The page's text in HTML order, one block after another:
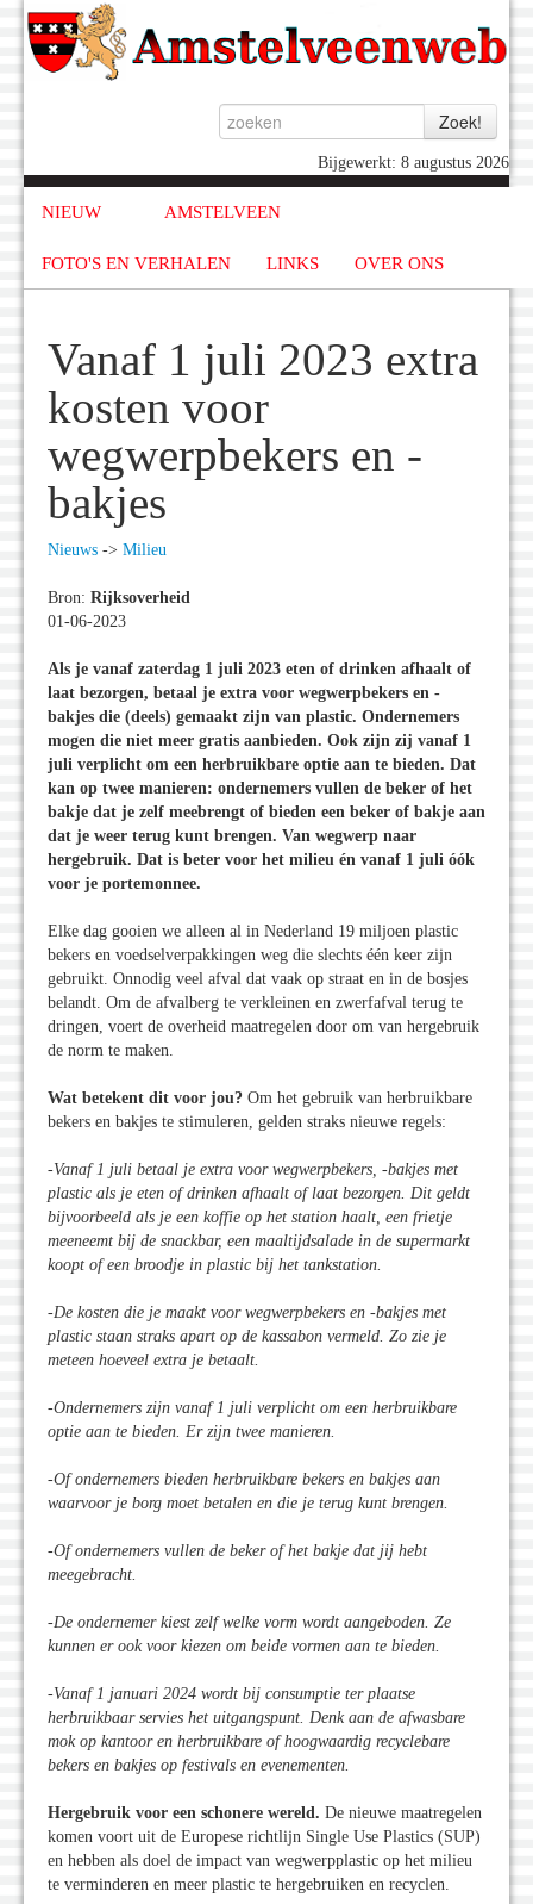
Bijgewerkt: 8 augustus 2026
NIEUW AMSTELVEEN
FOTO'S EN VERHALEN LINKS OVER ONS
Vanaf 1 juli 2023 extra
kosten voor
wegwerpbekers en -
bakjes
Nieuws -> Milieu
Bron: Rijksoverheid
01-06-2023
Als je vanaf zaterdag 1 juli 2023 eten of drinken afhaalt of
laat bezorgen, betaal je extra voor wegwerpbekers en -
bakjes die (deels) gemaakt zijn van plastic. Ondernemers
mogen die niet meer gratis aanbieden. Ook zijn zij vanaf 1
juli verplicht om een herbruikbare optie aan te bieden. Dat
kan op twee manieren: ondernemers vullen de beker of het
bakje dat je zelf meebrengt of bieden een beker of bakje aan
dat je weer terug kunt brengen. Van wegwerp naar
hergebruik. Dat is beter voor het milieu én vanaf 1 juli óók
voor je portemonnee.
Elke dag gooien we alleen al in Nederland 19 miljoen plastic
bekers en voedselverpakkingen weg die slechts één keer zijn
gebruikt. Onnodig veel afval dat vaak op straat en in de bosjes
belandt. Om de afvalberg te verkleinen en zwerfafval terug te
dringen, voert de overheid maatregelen door om van hergebruik
de norm te maken.
Wat betekent dit voor jou? Om het gebruik van herbruikbare
bekers en bakjes te stimuleren, gelden straks nieuwe regels:
-Vanaf 1 juli betaal je extra voor wegwerpbekers, -bakjes met
plastic als je eten of drinken afhaalt of laat bezorgen. Dit geldt
bijvoorbeeld als je een koffie op het station haalt, een frietje
meeneemt bij de snackbar, een maaltijdsalade in de supermarkt
koopt of een broodje in plastic bij het tankstation.
-De kosten die je maakt voor wegwerpbekers en -bakjes met
plastic staan straks apart op de kassabon vermeld. Zo zie je
meteen hoeveel extra je betaalt.
-Ondernemers zijn vanaf 1 juli verplicht om een herbruikbare
optie aan te bieden. Er zijn twee manieren.
-Of ondernemers bieden herbruikbare bekers en bakjes aan
waarvoor je borg moet betalen en die je terug kunt brengen.
-Of ondernemers vullen de beker of het bakje dat jij hebt
meegebracht.
-De ondernemer kiest zelf welke vorm wordt aangeboden. Ze
kunnen er ook voor kiezen om beide vormen aan te bieden.
-Vanaf 1 januari 2024 wordt bij consumptie ter plaatse
herbruikbaar servies het uitgangspunt. Denk aan de afwasbare
mok op kantoor en herbruikbare of hoogwaardig recyclebare
bekers en bakjes op festivals en evenementen.
Hergebruik voor een schonere wereld. De nieuwe maatregelen
komen voort uit de Europese richtlijn Single Use Plastics (SUP)
en hebben als doel de impact van wegwerpplastic op het milieu
te verminderen en meer plastic te hergebruiken en recyclen.